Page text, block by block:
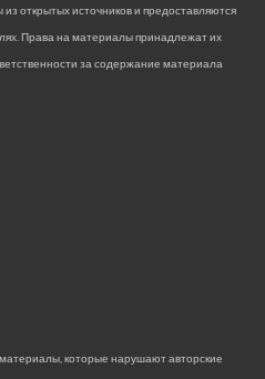
открытых источников и предоставляются
Права на материалы принадлежат их
за содержание материала
которые нарушают авторские